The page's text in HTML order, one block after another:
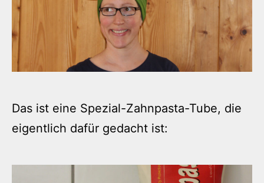
Das ist eine Spezial-Zahnpasta-Tube, die
eigentlich dafür gedacht ist: